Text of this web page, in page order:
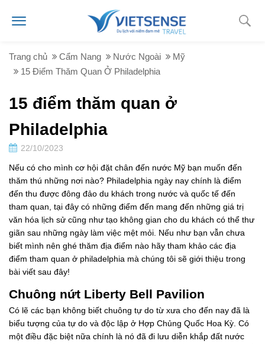
Trang chủ Cẩm Nang Nước Ngoài
Mỹ
15 Điểm Thăm Quan Ở Philadelphia
15 điểm thăm quan ở
Philadelphia
22/10/2023
Nếu có cho mình cơ hội đặt chân đến nước Mỹ bạn muốn đến
thăm thú những nơi nào? Philadelphia ngày nay chính là điểm
đến thu được đông đảo du khách trong nước và quốc tế đến
tham quan, tại đây có những điểm đến mang đến những giá trị
văn hóa lịch sử cũng như tạo không gian cho du khách có thể thư
giãn sau những ngày làm việc mệt mỏi. Nếu như bạn vẫn chưa
biết mình nên ghé thăm địa điểm nào hãy tham khảo các địa
điểm tham quan ở philadelphia mà chúng tôi sẽ giới thiệu trong
bài viết sau đây!
Chuông nứt Liberty Bell Pavilion
Có lẽ các bạn không biết chuông tự do từ xưa cho đến nay đã là
biểu tượng của tự do và độc lập ở Hợp Chủng Quốc Hoa Kỳ. Có
một điều đặc biệt nữa chính là nó đã đi lưu diễn khắp đất nước